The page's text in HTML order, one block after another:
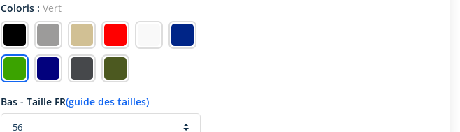
Coloris : Vert
Bas - Taille FR(guide des tailles)